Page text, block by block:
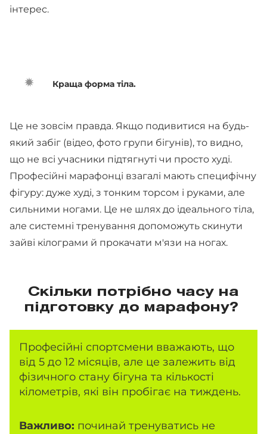
інтерес.
Краща форма тіла.
Це не зовсім правда. Якщо подивитися на будь-
який забіг (відео, фото групи бігунів), то видно,
що не всі учасники підтягнуті чи просто худі.
Професійні марафонці взагалі мають специфічну
фігуру: дуже худі, з тонким торсом і руками, але
сильними ногами. Це не шлях до ідеального тіла,
але системні тренування допоможуть скинути
зайві кілограми й прокачати м'язи на ногах.
Скільки потрібно часу на
підготовку до марафону?
Професійні спортсмени вважають, що
від 5 до 12 місяців, але це залежить від
фізичного стану бігуна та кількості
кілометрів, які він пробігає на тиждень.
Важливо: починай тренуватись не